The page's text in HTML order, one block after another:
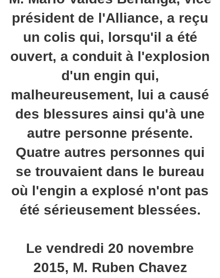
président de l'Alliance, a reçu
un colis qui, lorsqu'il a été
ouvert, a conduit à l'explosion
d'un engin qui,
malheureusement, lui a causé
des blessures ainsi qu'à une
autre personne présente.
Quatre autres personnes qui
se trouvaient dans le bureau
où l'engin a explosé n'ont pas
été sérieusement blessées.
Le vendredi 20 novembre
2015, M. Ruben Chavez